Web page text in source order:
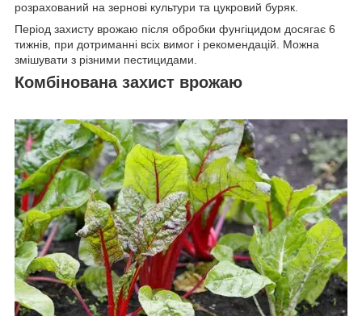
розрахований на зернові культури та цукровий буряк.
Період захисту врожаю після обробки фунгіцидом досягає 6
тижнів, при дотриманні всіх вимог і рекомендацій. Можна
змішувати з різними пестицидами.
Комбінована захист врожаю